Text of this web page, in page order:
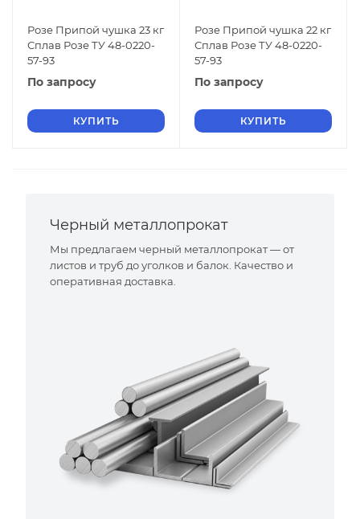
Розе Припой чушка 23 кг
Сплав Розе ТУ 48-0220-
57-93
По запросу
КУПИТЬ
Розе Припой чушка 22 кг
Сплав Розе ТУ 48-0220-
57-93
По запросу
КУПИТЬ
Черный металлопрокат
Мы предлагаем черный металлопрокат — от
листов и труб до уголков и балок. Качество и
оперативная доставка.